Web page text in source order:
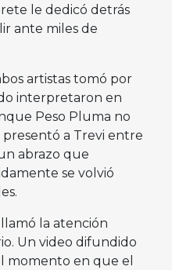
le dedicó detrás
ante miles de
artistas tomó por
interpretaron en
Peso Pluma no
a Trevi entre
abrazo que
se volvió
la atención
Un video difundido
momento en que el